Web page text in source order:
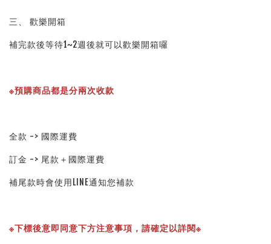
三、 歡樂開箱
補完款後等待1~2週後就可以歡樂開箱囉
※預購商品都是分兩次收款
全款 -> 國際運費
訂金 -> 尾款＋國際運費
補尾款時會使用LINE通知您補款
※下標後意即同意下方注意事項，請確定以詳閱※